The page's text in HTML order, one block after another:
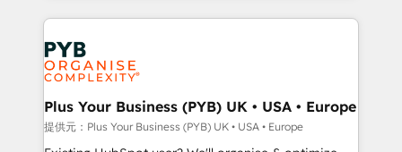
services are offered in both English & French.
onboarding from platforms like Salesforce, NetSuite,
Zoho, Pardot, Marketo, Microsoft Dynamics, Wix,
WordPress and legacy CRMs, turning fragmented
systems into unified, growth-ready HubSpot
architectures that accelerate revenue operations and
performance. - Multi-object CRM migration, cleanup,
and implementation. - Pre-built and custom
Plus Your Business (PYB) UK • USA • Europe
提供元：Plus Your Business (PYB) UK • USA • Europe